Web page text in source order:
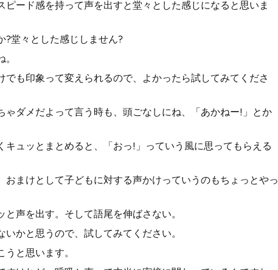
ード感を持って声を出すと堂々とした感じになると思いま
?堂々とした感じしません?
も印象って変えられるので、よかったら試してみてくださ
ダメだよって言う時も、頭ごなしにね、「あかねー!」とか
ュッとまとめると、「おっ!」っていう風に思ってもらえる
まけとして子どもに対する声かけっていうのもちょっとやっ
声を出す。そして語尾を伸ばさない。
かと思うので、試してみてください。
と思います。